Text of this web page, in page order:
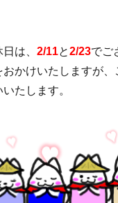
日は、2/11と2/23でご
かけいたしますが、
たします。